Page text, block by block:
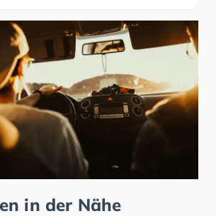
in der Nähe